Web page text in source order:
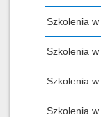
Szkolenia
Szkolenia
Szkolenia
Szkolenia